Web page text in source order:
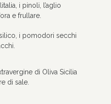
i pinoli, l’aglio
e frullare.
i pomodori secchi
di Oliva Sicilia
di sale.